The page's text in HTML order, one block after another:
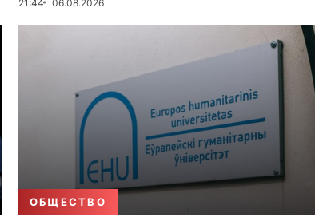
21:44 06.08.2026
ОБЩЕСТВО